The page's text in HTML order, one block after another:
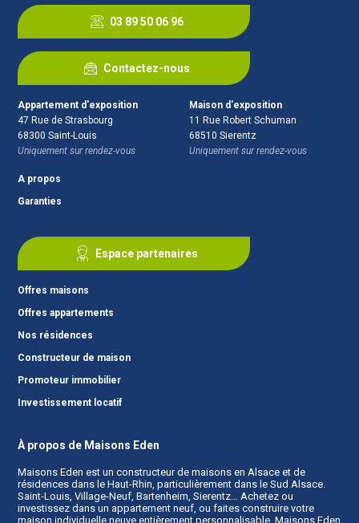
03 89 50 06 96
Contactez-nous
Appartement d'exposition
47 Rue de Strasbourg
68300 Saint-Louis
Uniquement sur rendez-vous
Maison d'exposition
11 Rue Robert Schuman
68510 Sierentz
Uniquement sur rendez-vous
A propos
Garanties
Espace partenaires
Offres maisons
Offres appartements
Nos résidences
Constructeur de maison
Promoteur immobilier
Investissement locatif
À propos de Maisons Eden
Maisons Eden est un constructeur de maisons en Alsace et de
résidences dans le Haut-Rhin, particulièrement dans le Sud Alsace.
Saint-Louis, Village-Neuf, Bartenheim, Sierentz… Achetez ou
investissez dans un appartement neuf, ou faites construire votre
maison individuelle neuve entièrement personnalisable. Maisons Eden